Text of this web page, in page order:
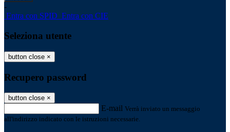
-
Entra con SPID Entra con CIE
Seleziona utente
button close ×
Recupero password
button close ×
E-mail Verrà inviato un messaggio
all'indirizzo indicato con le istruzioni necessarie.